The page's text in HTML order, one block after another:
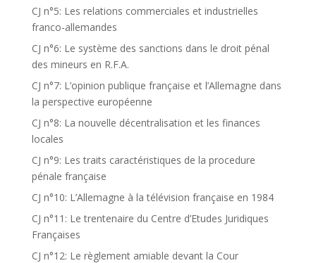
CJ n°5: Les relations commerciales et industrielles
franco-allemandes
CJ n°6: Le système des sanctions dans le droit pénal
des mineurs en R.F.A.
CJ n°7: L’opinion publique française et l’Allemagne dans
la perspective européenne
CJ n°8: La nouvelle décentralisation et les finances
locales
CJ n°9: Les traits caractéristiques de la procedure
pénale française
CJ n°10: L’Allemagne à la télévision française en 1984
CJ n°11: Le trentenaire du Centre d’Etudes Juridiques
Françaises
CJ n°12: Le règlement amiable devant la Cour